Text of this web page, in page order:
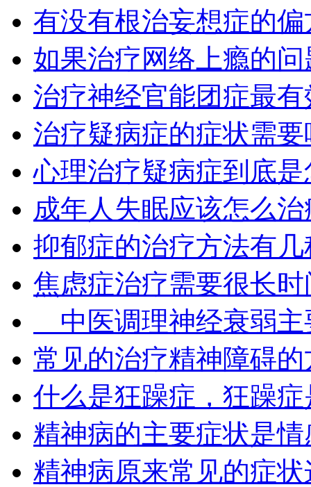
有没有根治妄想症的偏
如果治疗网络上瘾的
治疗神经官能团症最
治疗疑病症的症状需
心理治疗疑病症到底
成年人失眠应该怎么治
抑郁症的治疗方法有
焦虑症治疗需要很长
中医调理神经衰弱主
常见的治疗精神障碍
什么是狂躁症，狂躁
精神病的主要症状是
精神病原来常见的症